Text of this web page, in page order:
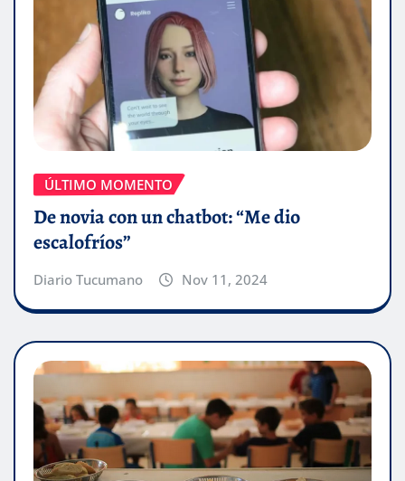
ÚLTIMO MOMENTO
De novia con un chatbot: “Me dio
escalofríos”
Diario Tucumano Nov 11, 2024